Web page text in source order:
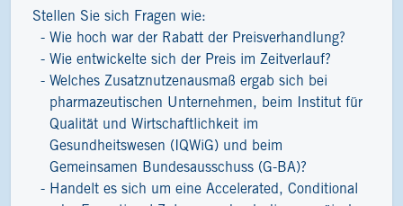
Stellen Sie sich Fragen wie:
Wie hoch war der Rabatt der Preisverhandlung?
Wie entwickelte sich der Preis im Zeitverlauf?
Welches Zusatznutzenausmaß ergab sich bei
pharmazeutischen Unternehmen, beim Institut für
Qualität und Wirtschaftlichkeit im
Gesundheitswesen (IQWiG) und beim
Gemeinsamen Bundesausschuss (G-BA)?
Handelt es sich um eine Accelerated, Conditional